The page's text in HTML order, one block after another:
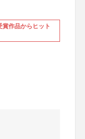
作品からヒット